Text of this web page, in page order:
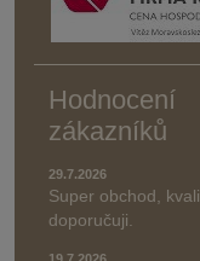
Hodnocení
zákazníků
29.7.2026
Super obchod,
doporučuji.
19.7.2026